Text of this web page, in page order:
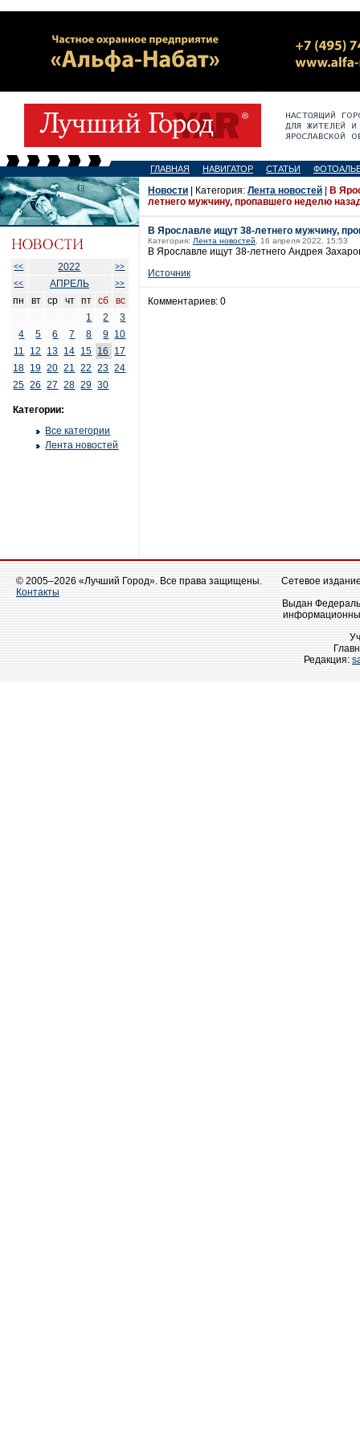
ГЛАВНАЯ НАВИГАТОР СТАТЬИ
<< 2022
>>
<<
АПРЕЛЬ >>
пн вт ср чт пт сб
вс
1
2
3
4
5 6 7 8 9 10
11
12 13 14 15 16
17
18 19 20 21 22 23 24
25 26 27 28 29 30
Категории:
Все категории
Лента новостей
Новости | Категория: Лента новостей
В
летнего мужчину, пропавшего неделю
В Ярославле ищут 38-летнего мужчину,
Категория: Лента новостей , 16 апреля 2022, 15:53
В Ярославле ищут 38-летнего Андрея
Источник
Комментариев: 0
© 2005–2026 «Лучший Город». Все права защищены.
Контакты
Сетевое
Выдан
Редакция: